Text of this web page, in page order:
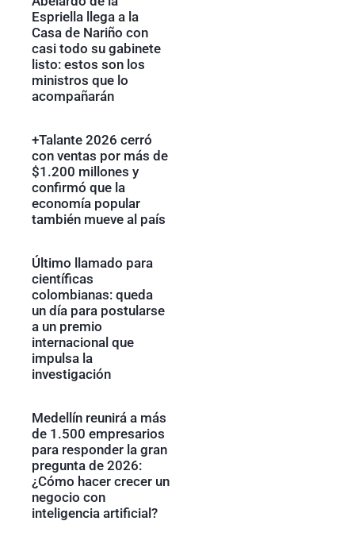
Espriella llega a la
Casa de Nariño con
casi todo su gabinete
listo: estos son los
ministros que lo
acompañarán
+Talante 2026 cerró
con ventas por más de
$1.200 millones y
confirmó que la
economía popular
también mueve al país
Último llamado para
científicas
colombianas: queda
un día para postularse
a un premio
internacional que
impulsa la
investigación
Medellín reunirá a más
de 1.500 empresarios
para responder la gran
pregunta de 2026:
¿Cómo hacer crecer un
negocio con
inteligencia artificial?